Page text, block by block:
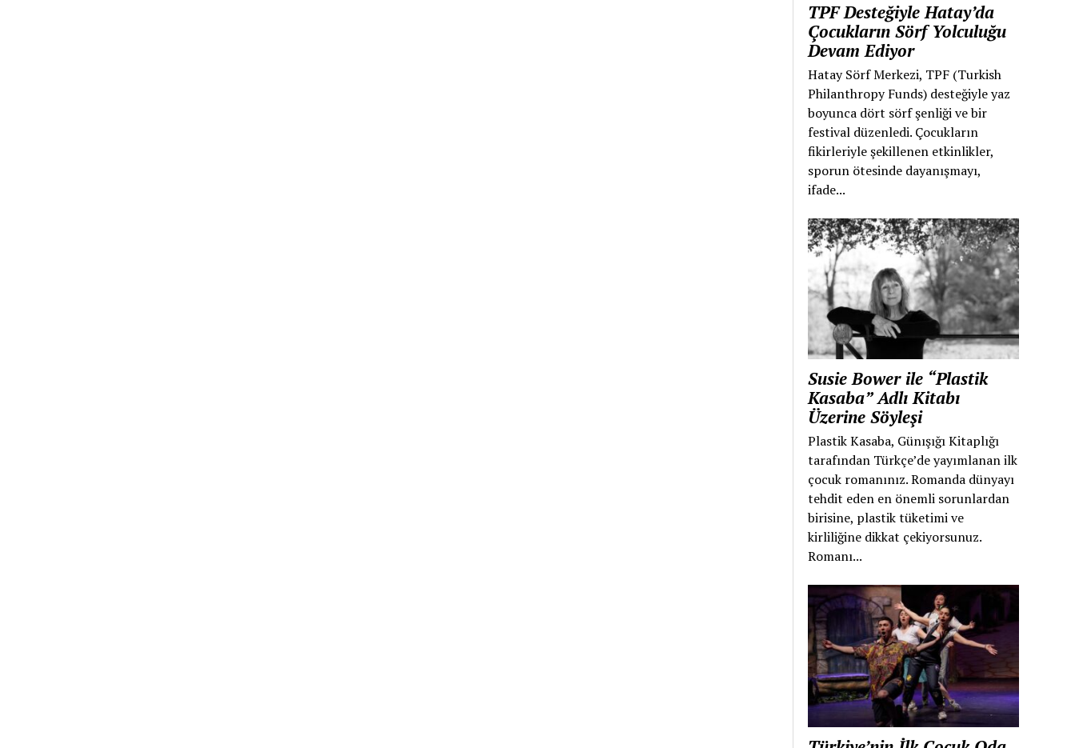
TPF Desteğiyle Hatay’da
Çocukların Sörf Yolculuğu
Devam Ediyor
Hatay Sörf Merkezi, TPF (Turkish
Philanthropy Funds) desteğiyle yaz
boyunca dört sörf şenliği ve bir
festival düzenledi. Çocukların
fikirleriyle şekillenen etkinlikler,
sporun ötesinde dayanışmayı,
ifade...
Susie Bower ile “Plastik
Kasaba” Adlı Kitabı
Üzerine Söyleşi
Plastik Kasaba, Günışığı Kitaplığı
tarafından Türkçe’de yayımlanan ilk
çocuk romanınız. Romanda dünyayı
tehdit eden en önemli sorunlardan
birisine, plastik tüketimi ve
kirliliğine dikkat çekiyorsunuz.
Romanı...